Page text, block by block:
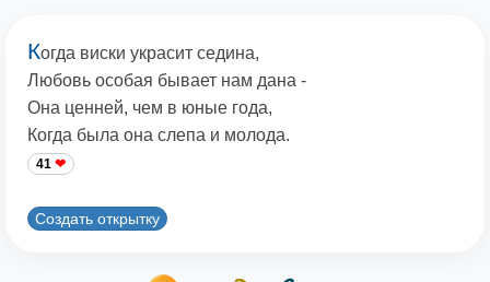
Когда виски украсит седина,
Любовь особая бывает нам дана -
Она ценней, чем в юные года,
Когда была она слепа и молода.
41
Создать открытку